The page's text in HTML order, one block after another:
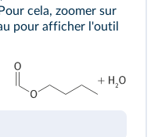
cela, zoomer sur
pour afficher l'outil